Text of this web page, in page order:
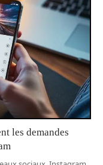
les demandes